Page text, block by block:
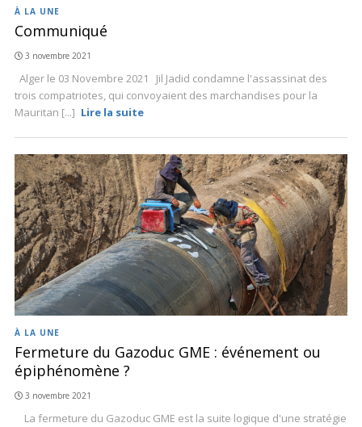
À LA UNE
Communiqué
3 novembre 2021
Alger le 03 Novembre 2021 Jil Jadid condamne l'assassinat des
trois compatriotes, qui convoyaient des marchandises pour la
Mauritan [...] Lire la suite
À LA UNE
Fermeture du Gazoduc GME : événement ou
épiphénomène ?
3 novembre 2021
La fermeture du Gazoduc GME est la suite logique d'une stratégie